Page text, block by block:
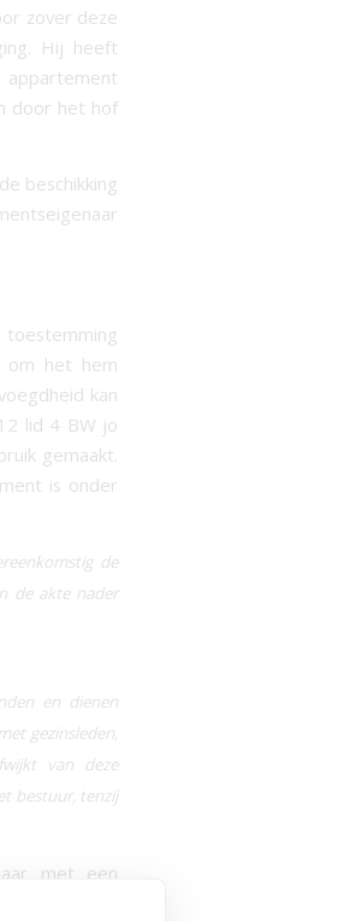
zover deze
Hij heeft
appartement
door het hof
beschikking
om het hem
kan
lid 4 BW jo
gemaakt.
is onder
de
de akte nader
en dienen
gezinsleden,
van deze
bestuur, tenzij
met een